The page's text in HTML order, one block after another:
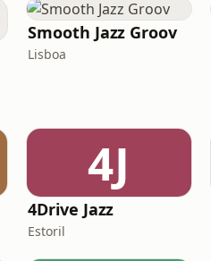
Smooth Jazz Groov
Lisboa
4J
4Drive Jazz
Estoril